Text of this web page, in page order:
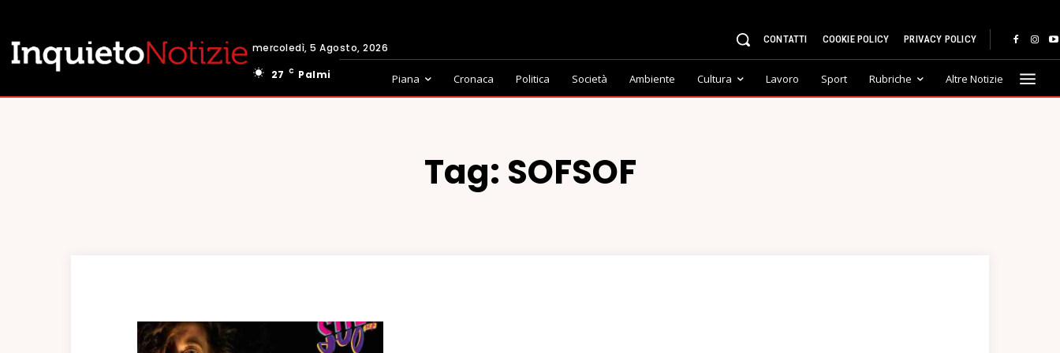
mercoledì, 5 Agosto, 2026
27
C Palmi
CONTATTI COOKIE POLICY PRIVACY POLICY
Piana Cronaca Politica Società Ambiente Cultura Lavoro Sport Rubriche Altre Notizie
Tag: SOFSOF